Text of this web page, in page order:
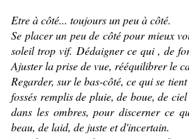
Etre à côté... toujours un peu à côté.
Se placer un peu de côté pour mieux
soleil trop vif. Dédaigner ce qui , de
Ajuster la prise de vue, rééquilibrer le
Regarder, sur le bas-côté, ce qui se
fossés remplis de pluie, de boue, de
dans les ombres, pour discerner ce
beau, de laid, de juste et d'incertain.